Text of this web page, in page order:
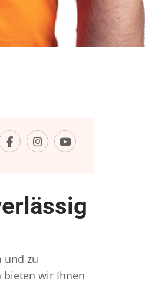
und zu
bieten wir Ihnen